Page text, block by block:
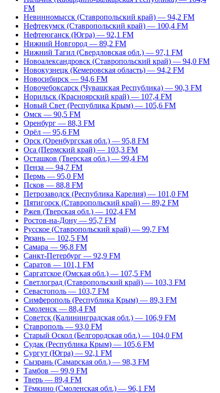
FM
Невинномысск (Ставропольский край) — 94,2 FM
Нефтекумск (Ставропольский край) — 100,4 FM
Нефтеюганск (Югра) — 92,1 FM
Нижний Новгород — 89,2 FM
Нижний Тагил (Свердловская обл.) — 97,1 FM
Новоалександровск (Ставропольский край) — 94,0 FM
Новокузнецк (Кемеровская область) — 94,2 FM
Новосибирск — 94,6 FM
Новочебоксарск (Чувашская Республика) — 90,3 FM
Норильск (Красноярский край) — 107,4 FM
Новый Свет (Республика Крым) — 105,6 FM
Омск — 90,5 FM
Оренбург — 88,3 FM
Орёл — 95,6 FM
Орск (Оренбургская обл.) — 95,8 FM
Оса (Пермский край) — 103,3 FM
Осташков (Тверская обл.) — 99,4 FM
Пенза — 94,7 FM
Пермь — 95,0 FM
Псков — 88,8 FM
Петрозаводск (Республика Карелия) — 101,0 FM
Пятигорск (Ставропольский край) — 89,2 FM
Ржев (Тверская обл.) — 102,4 FM
Ростов-на-Дону — 95,7 FM
Русское (Ставропольский край) — 99,7 FM
Рязань — 102,5 FM
Самара — 96,8 FM
Санкт-Петербург — 92,9 FM
Саратов — 101,1 FM
Саргатское (Омская обл.) — 107,5 FM
Светлоград (Ставропольский край) — 103,3 FM
Севастополь — 103,7 FM
Симферополь (Республика Крым) — 89,3 FM
Смоленск — 88,4 FM
Советск (Калининградская обл.) — 106,9 FM
Ставрополь — 93,0 FM
Старый Оскол (Белгородская обл.) — 104,0 FM
Судак (Республика Крым) — 105,6 FM
Сургут (Югра) — 92,1 FM
Сызрань (Самарская обл.) — 98,3 FM
Тамбов — 99,9 FM
Тверь — 89,4 FM
Тёмкино (Смоленская обл.) — 96,1 FM